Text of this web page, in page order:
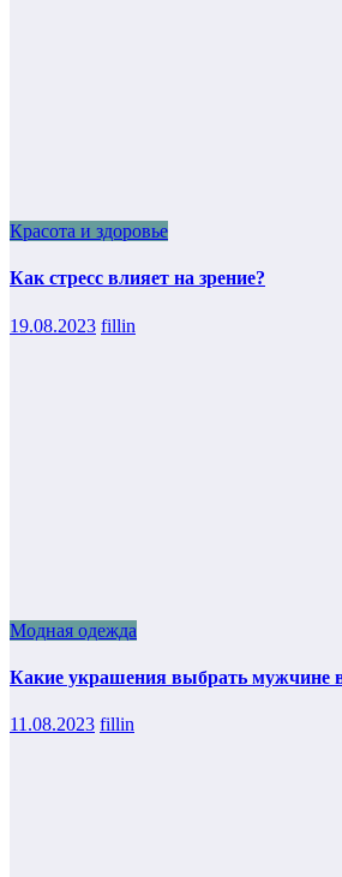
Красота и здоровье
Как стресс влияет на зрение?
19.08.2023 fillin
Модная одежда
Какие украшения выбрать мужчине
11.08.2023 fillin